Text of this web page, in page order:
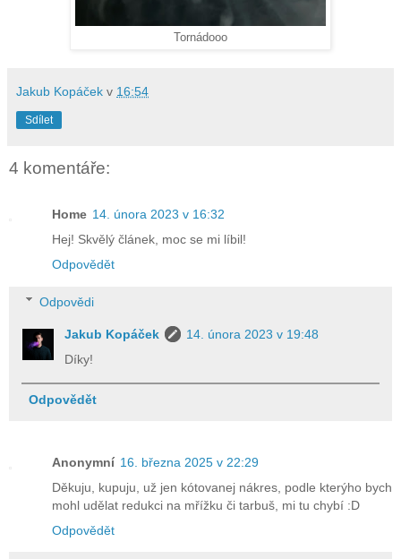
Tornádooo
Jakub Kopáček v 16:54
Sdílet
4 komentáře:
Home 14. února 2023 v 16:32
Hej! Skvělý článek, moc se mi líbil!
Odpovědět
Odpovědi
Jakub Kopáček
14. února 2023 v 19:48
Díky!
Odpovědět
Anonymní 16. března 2025 v 22:29
Děkuju, kupuju, už jen kótovanej nákres, podle kterýho bych
mohl udělat redukci na mřížku či tarbuš, mi tu chybí :D
Odpovědět